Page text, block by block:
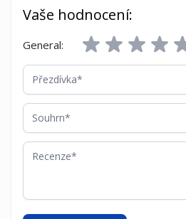
Vaše hodnocení:
General:
Přezdívka
Souhrn
Recenze